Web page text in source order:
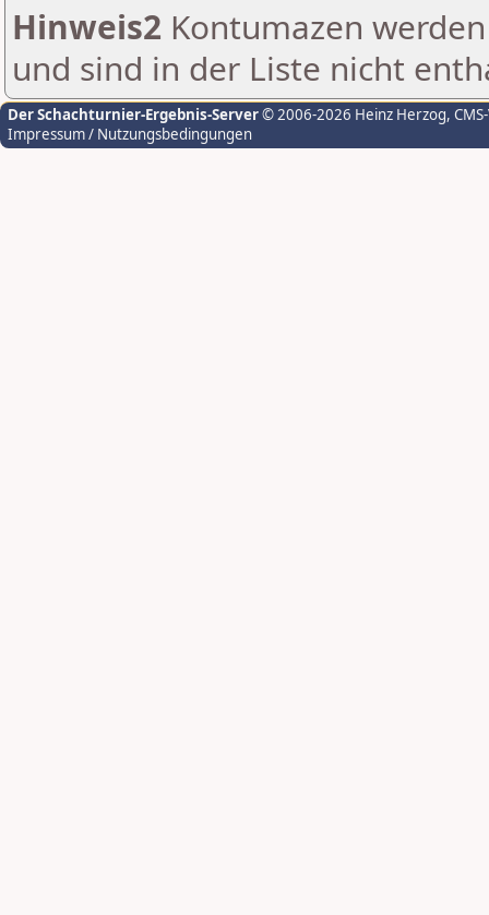
Hinweis2 Kontumazen
und sind in der Liste nicht
Der Schachturnier-Ergebnis-Server© 2006-2026 Heinz Herzog,
Impressum / Nutzungsbedingungen